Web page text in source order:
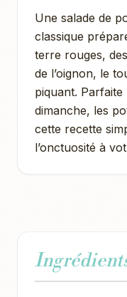
Une salade de
classique
terre rouges,
de l’oignon, le
piquant.
dimanche, les
cette recette
l’onctuosité à